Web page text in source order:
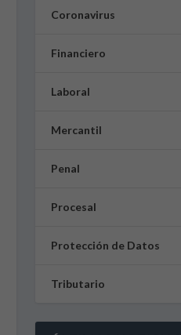
Coronavirus
Financiero
Laboral
Mercantil
Penal
Procesal
Protección de Datos
Tributario